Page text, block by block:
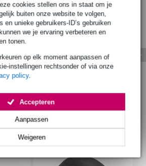
cookies stellen ons in staat om je
buiten onze website te volgen,
en unieke gebruikers-ID’s gebruiken
we je ervaring verbeteren en
tonen.
op elk moment aanpassen of
instellingen rechtsonder of via onze
policy.
Weigeren
Aanpassen
Accepteren